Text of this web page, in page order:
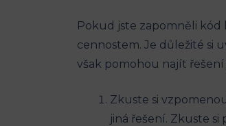
Pokud jste zapomněli
cennostem. Je důležité si
však pomohou najít
Zkuste si
jiná řešení. Zkuste